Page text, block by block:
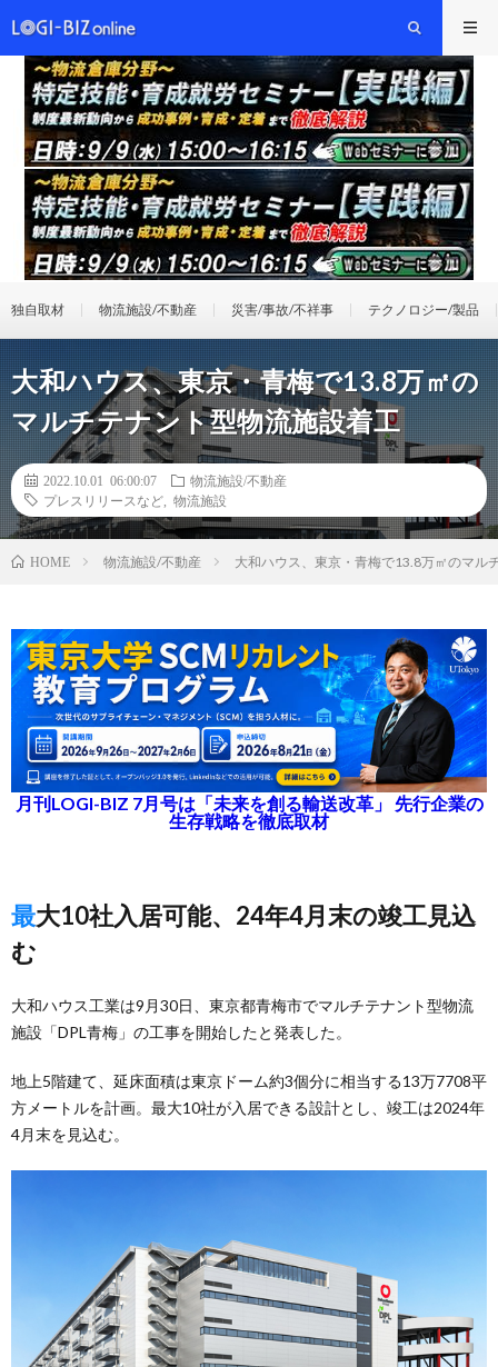
独自取材 物流施設/不動産 災害/事故/不祥事 テクノロジー/製品
大和ハウス、東京・青梅で13.8万㎡の
マルチテナント型物流施設着工
2022.10.01 06:00:07
物流施設/不動産
プレスリリースなど
物流施設
HOME 物流施設/不動産 大和ハウス、東京・青梅で13.8万㎡のマル
月刊LOGI-BIZ 7月号は「未来を創る輸送改革」 先行企業の
生存戦略を徹底取材
最大10社入居可能、24年4月末の竣工見込
む
大和ハウス工業は9月30日、東京都青梅市でマルチテナント型物流
施設「DPL青梅」の工事を開始したと発表した。
地上5階建て、延床面積は東京ドーム約3個分に相当する13万7708平
方メートルを計画。最大10社が入居できる設計とし、竣工は2024年
4月末を見込む。